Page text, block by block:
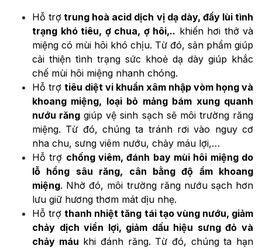
Hỗ trợ trung hoà acid dịch vị dạ dày, đẩy lùi tình
trạng khó tiêu, ợ chua, ợ hôi,.. khiến hơi thở và
miệng có mùi hôi khó chịu. Từ đó, sản phẩm giúp
cải thiện tình trạng sức khoẻ dạ dày giúp khắc
chế mùi hôi miệng nhanh chóng.
Hỗ trợ tiêu diệt vi khuẩn xâm nhập vòm họng và
khoang miệng, loại bỏ mảng bám xung quanh
nướu răng giúp vệ sinh sạch sẽ môi trường răng
miệng. Từ đó, chúng ta tránh rơi vào nguy cơ
nha chu, sưng viêm nướu, chảy máu lợi,…
Hỗ trợ chống viêm, đánh bay mùi hôi miệng do
lỗ hổng sâu răng, cân bằng độ ẩm khoang
miệng. Nhờ đó, môi trường răng nướu sạch hơn
lưu giữ hương thơm mát dịu nhẹ.
Hỗ trợthanh nhiệt tăng tái tạo vùng nướu, giảm
chảy dịch viền lợi, giảm dấu hiệu sưng đỏ và
chảy máu khi đánh răng. Từ đó, chúng ta hạn